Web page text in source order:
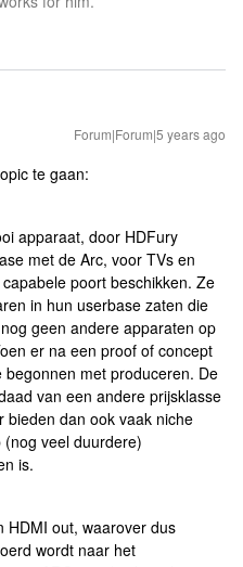
Forum|Forum|5 years ago
te gaan:
apparaat, door HDFury
met de Arc, voor TVs en
poort beschikken. Ze
in hun userbase zaten die
geen andere apparaten op
er na een proof of concept
met produceren. De
van een andere prijsklasse
bieden dan ook vaak niche
veel duurdere)
is.
HDMI out, waarover dus
wordt naar het